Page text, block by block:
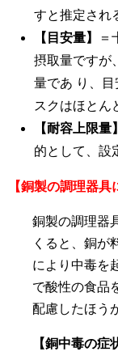
すと推定され
【目安量】
＝
摂取量ですが
量であ り、
スクはほとん
【耐容上限量】
的として、設
【銅製の調理器具
銅製の調理器
くると、銅が
により中毒を
で酸性の食品
配慮したほう
【銅中毒の症